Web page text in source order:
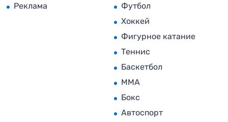
Реклама
Футбол
Хоккей
Фигурное катание
Теннис
Баскетбол
MMA
Бокс
Автоспорт